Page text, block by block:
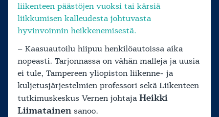
liikenteen päästöjen vuoksi tai kärsiä
liikkumisen kalleudesta johtuvasta
hyvinvoinnin heikkenemisestä.
– Kaasuautoilu hiipuu henkilöautoissa aika
nopeasti. Tarjonnassa on vähän malleja ja uusia
ei tule, Tampereen yliopiston liikenne- ja
kuljetusjärjestelmien professori sekä Liikenteen
tutkimuskeskus Vernen johtaja Heikki
Liimatainen sanoo.